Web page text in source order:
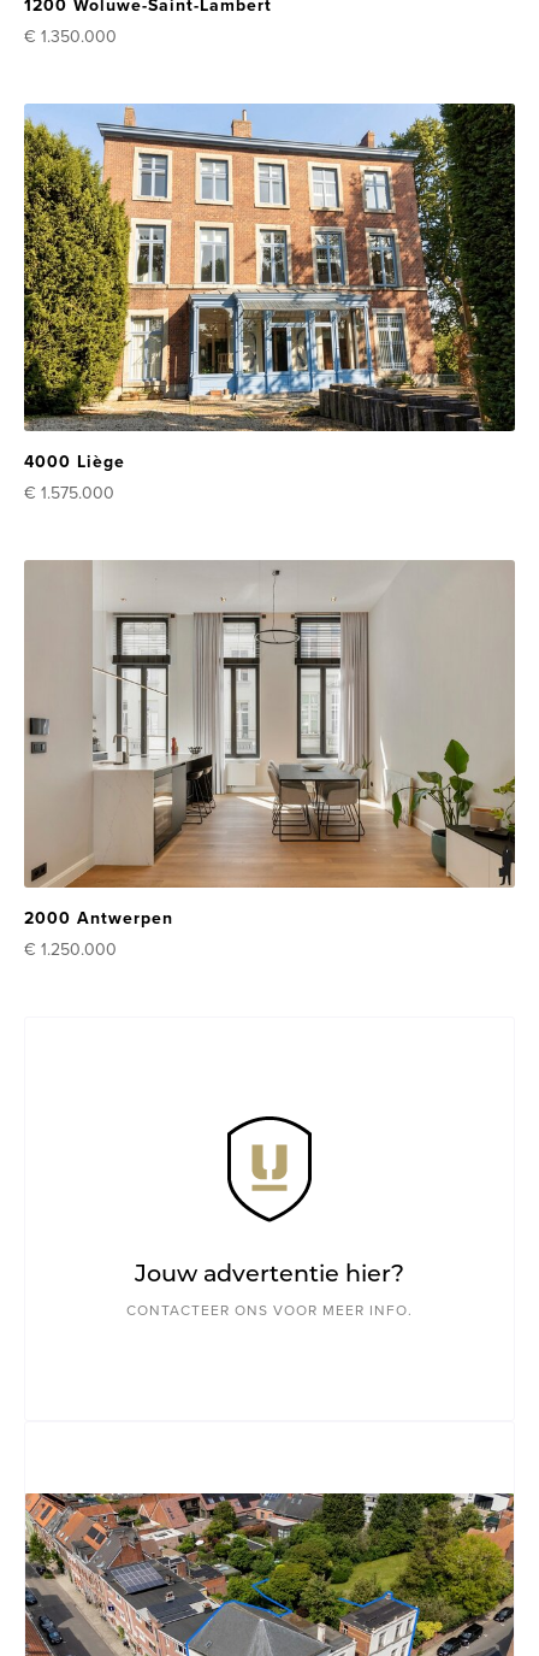
1200 Woluwe-Saint-Lambert
€ 1.350.000
4000 Liège
€ 1.575.000
2000 Antwerpen
€ 1.250.000
Jouw advertentie hier?
CONTACTEER ONS VOOR MEER INFO.